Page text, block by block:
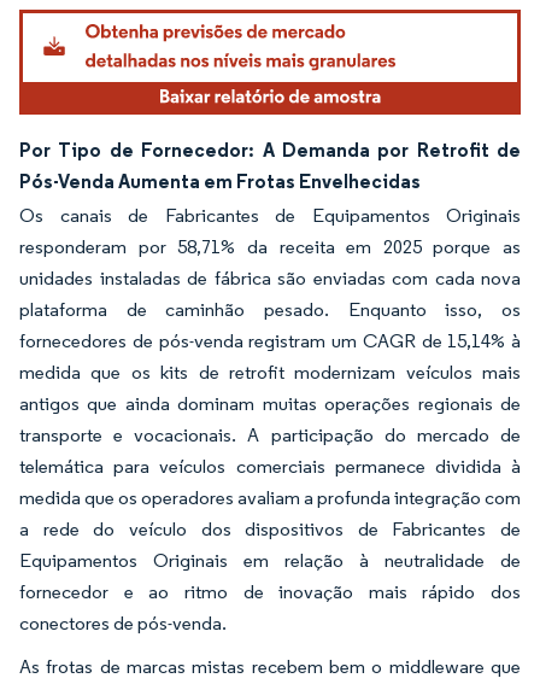
Imagem © Mordor Intelligence. O reuso requer atribuição conforme CC BY 4.0.
Por Tipo de Fornecedor: A Demanda por Retrofit de
Pós-Venda Aumenta em Frotas Envelhecidas
Os canais de Fabricantes de Equipamentos Originais
responderam por 58,71% da receita em 2025 porque as
unidades instaladas de fábrica são enviadas com cada nova
plataforma de caminhão pesado. Enquanto isso, os
fornecedores de pós-venda registram um CAGR de 15,14% à
medida que os kits de retrofit modernizam veículos mais
antigos que ainda dominam muitas operações regionais de
transporte e vocacionais. A participação do mercado de
telemática para veículos comerciais permanece dividida à
medida que os operadores avaliam a profunda integração com
a rede do veículo dos dispositivos de Fabricantes de
Equipamentos Originais em relação à neutralidade de
fornecedor e ao ritmo de inovação mais rápido dos
conectores de pós-venda.
As frotas de marcas mistas recebem bem o middleware que